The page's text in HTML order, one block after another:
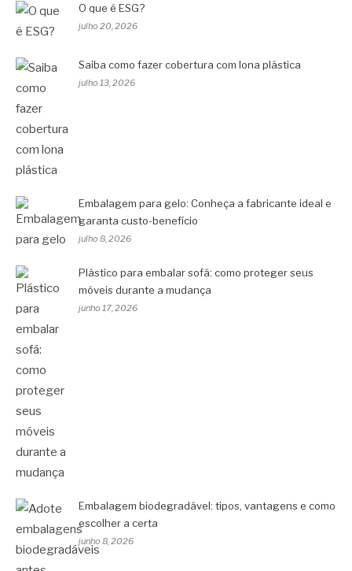
O que é ESG?
julho 20, 2026
Saiba como fazer cobertura com lona plástica
julho 13, 2026
Embalagem para gelo: Conheça a fabricante ideal e
garanta custo-benefício
julho 8, 2026
Plástico para embalar sofá: como proteger seus
móveis durante a mudança
junho 17, 2026
Embalagem biodegradável: tipos, vantagens e como
escolher a certa
junho 8, 2026